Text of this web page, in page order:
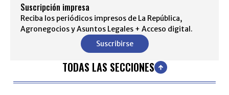
Suscripción impresa
Reciba los periódicos impresos de La República,
Agronegocios y Asuntos Legales + Acceso digital.
Suscribirse
TODAS LAS SECCIONES